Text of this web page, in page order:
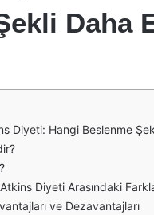
Daha
Diyeti: Hangi Beslenme
Diyeti Arasındaki
ve Dezavantajları